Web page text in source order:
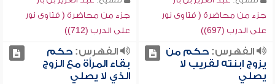
جزء من محاضرة ( فتاوى نور
على الدرب (697))
جزء من محاضرة ( فتاوى نور
على الدرب (712))
الفهرس:حكم من
يزوج ابنته لقريب لا
يصلي
الفهرس:حكم
بقاء المرأة مع الزوج
الذي لا يصلي